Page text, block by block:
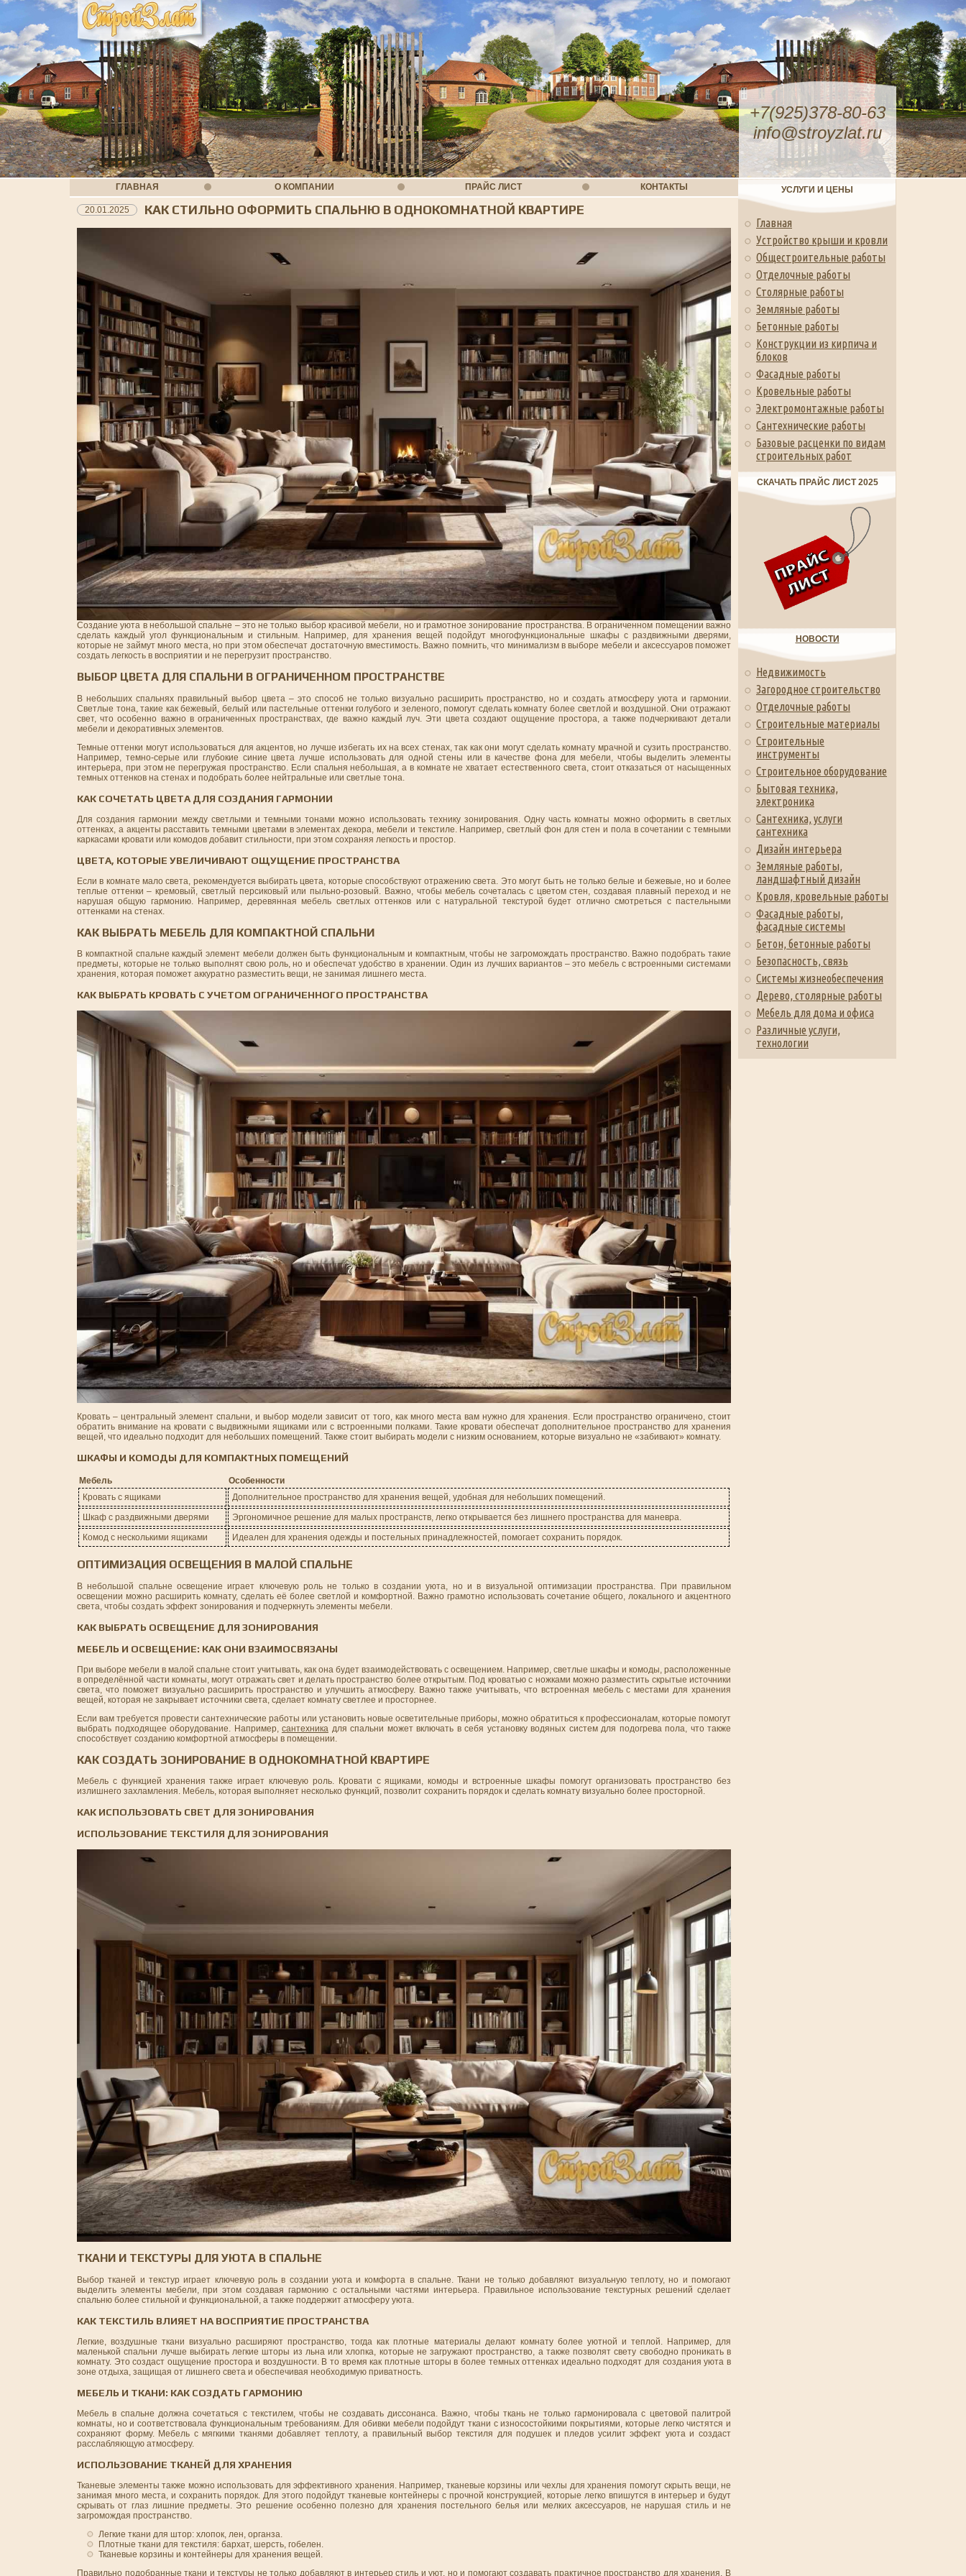
+7(925)378-80-63
info@stroyzlat.ru
ГЛАВНАЯ О КОМПАНИИ ПРАЙС ЛИСТ КОНТАКТЫ
20.01.2025 КАК СТИЛЬНО ОФОРМИТЬ СПАЛЬНЮ В ОДНОКОМНАТНОЙ КВАРТИРЕ
Создание уюта в небольшой спальне – это не только выбор красивой мебели, но и грамотное зонирование пространства. В ограниченном помещении важно
сделать каждый угол функциональным и стильным. Например, для хранения вещей подойдут многофункциональные шкафы с раздвижными дверями,
которые не займут много места, но при этом обеспечат достаточную вместимость. Важно помнить, что минимализм в выборе мебели и аксессуаров поможет
создать легкость в восприятии и не перегрузит пространство.
ВЫБОР ЦВЕТА ДЛЯ СПАЛЬНИ В ОГРАНИЧЕННОМ ПРОСТРАНСТВЕ
В небольших спальнях правильный выбор цвета – это способ не только визуально расширить пространство, но и создать атмосферу уюта и гармонии.
Светлые тона, такие как бежевый, белый или пастельные оттенки голубого и зеленого, помогут сделать комнату более светлой и воздушной. Они отражают
свет, что особенно важно в ограниченных пространствах, где важно каждый луч. Эти цвета создают ощущение простора, а также подчеркивают детали
мебели и декоративных элементов.
Темные оттенки могут использоваться для акцентов, но лучше избегать их на всех стенах, так как они могут сделать комнату мрачной и сузить пространство.
Например, темно-серые или глубокие синие цвета лучше использовать для одной стены или в качестве фона для мебели, чтобы выделить элементы
интерьера, при этом не перегружая пространство. Если спальня небольшая, а в комнате не хватает естественного света, стоит отказаться от насыщенных
темных оттенков на стенах и подобрать более нейтральные или светлые тона.
КАК СОЧЕТАТЬ ЦВЕТА ДЛЯ СОЗДАНИЯ ГАРМОНИИ
Для создания гармонии между светлыми и темными тонами можно использовать технику зонирования. Одну часть комнаты можно оформить в светлых
оттенках, а акценты расставить темными цветами в элементах декора, мебели и текстиле. Например, светлый фон для стен и пола в сочетании с темными
каркасами кровати или комодов добавит стильности, при этом сохраняя легкость и простор.
ЦВЕТА, КОТОРЫЕ УВЕЛИЧИВАЮТ ОЩУЩЕНИЕ ПРОСТРАНСТВА
Если в комнате мало света, рекомендуется выбирать цвета, которые способствуют отражению света. Это могут быть не только белые и бежевые, но и более
теплые оттенки – кремовый, светлый персиковый или пыльно-розовый. Важно, чтобы мебель сочеталась с цветом стен, создавая плавный переход и не
нарушая общую гармонию. Например, деревянная мебель светлых оттенков или с натуральной текстурой будет отлично смотреться с пастельными
оттенками на стенах.
КАК ВЫБРАТЬ МЕБЕЛЬ ДЛЯ КОМПАКТНОЙ СПАЛЬНИ
В компактной спальне каждый элемент мебели должен быть функциональным и компактным, чтобы не загромождать пространство. Важно подобрать такие
предметы, которые не только выполнят свою роль, но и обеспечат удобство в хранении. Один из лучших вариантов – это мебель с встроенными системами
хранения, которая поможет аккуратно разместить вещи, не занимая лишнего места.
КАК ВЫБРАТЬ КРОВАТЬ С УЧЕТОМ ОГРАНИЧЕННОГО ПРОСТРАНСТВА
Кровать – центральный элемент спальни, и выбор модели зависит от того, как много места вам нужно для хранения. Если пространство ограничено, стоит
обратить внимание на кровати с выдвижными ящиками или с встроенными полками. Такие кровати обеспечат дополнительное пространство для хранения
вещей, что идеально подходит для небольших помещений. Также стоит выбирать модели с низким основанием, которые визуально не «забивают» комнату.
ШКАФЫ И КОМОДЫ ДЛЯ КОМПАКТНЫХ ПОМЕЩЕНИЙ
Мебель
Особенности
Кровать с ящиками
Дополнительное пространство для хранения вещей, удобная для небольших помещений.
Шкаф с раздвижными дверями
Эргономичное решение для малых пространств, легко открывается без лишнего пространства для маневра.
Комод с несколькими ящиками
Идеален для хранения одежды и постельных принадлежностей, помогает сохранить порядок.
ОПТИМИЗАЦИЯ ОСВЕЩЕНИЯ В МАЛОЙ СПАЛЬНЕ
В небольшой спальне освещение играет ключевую роль не только в создании уюта, но и в визуальной оптимизации пространства. При правильном
освещении можно расширить комнату, сделать её более светлой и комфортной. Важно грамотно использовать сочетание общего, локального и акцентного
света, чтобы создать эффект зонирования и подчеркнуть элементы мебели.
КАК ВЫБРАТЬ ОСВЕЩЕНИЕ ДЛЯ ЗОНИРОВАНИЯ
МЕБЕЛЬ И ОСВЕЩЕНИЕ: КАК ОНИ ВЗАИМОСВЯЗАНЫ
При выборе мебели в малой спальне стоит учитывать, как она будет взаимодействовать с освещением. Например, светлые шкафы и комоды, расположенные
в определённой части комнаты, могут отражать свет и делать пространство более открытым. Под кроватью с ножками можно разместить скрытые источники
света, что поможет визуально расширить пространство и улучшить атмосферу. Важно также учитывать, что встроенная мебель с местами для хранения
вещей, которая не закрывает источники света, сделает комнату светлее и просторнее.
Если вам требуется провести сантехнические работы или установить новые осветительные приборы, можно обратиться к профессионалам, которые помогут
выбрать подходящее оборудование. Например, сантехника для спальни может включать в себя установку водяных систем для подогрева пола, что также
способствует созданию комфортной атмосферы в помещении.
КАК СОЗДАТЬ ЗОНИРОВАНИЕ В ОДНОКОМНАТНОЙ КВАРТИРЕ
Мебель с функцией хранения также играет ключевую роль. Кровати с ящиками, комоды и встроенные шкафы помогут организовать пространство без
излишнего захламления. Мебель, которая выполняет несколько функций, позволит сохранить порядок и сделать комнату визуально более просторной.
КАК ИСПОЛЬЗОВАТЬ СВЕТ ДЛЯ ЗОНИРОВАНИЯ
ИСПОЛЬЗОВАНИЕ ТЕКСТИЛЯ ДЛЯ ЗОНИРОВАНИЯ
ТКАНИ И ТЕКСТУРЫ ДЛЯ УЮТА В СПАЛЬНЕ
Выбор тканей и текстур играет ключевую роль в создании уюта и комфорта в спальне. Ткани не только добавляют визуальную теплоту, но и помогают
выделить элементы мебели, при этом создавая гармонию с остальными частями интерьера. Правильное использование текстурных решений сделает
спальню более стильной и функциональной, а также поддержит атмосферу уюта.
КАК ТЕКСТИЛЬ ВЛИЯЕТ НА ВОСПРИЯТИЕ ПРОСТРАНСТВА
Легкие, воздушные ткани визуально расширяют пространство, тогда как плотные материалы делают комнату более уютной и теплой. Например, для
маленькой спальни лучше выбирать легкие шторы из льна или хлопка, которые не загружают пространство, а также позволят свету свободно проникать в
комнату. Это создаст ощущение простора и воздушности. В то время как плотные шторы в более темных оттенках идеально подходят для создания уюта в
зоне отдыха, защищая от лишнего света и обеспечивая необходимую приватность.
МЕБЕЛЬ И ТКАНИ: КАК СОЗДАТЬ ГАРМОНИЮ
Мебель в спальне должна сочетаться с текстилем, чтобы не создавать диссонанса. Важно, чтобы ткань не только гармонировала с цветовой палитрой
комнаты, но и соответствовала функциональным требованиям. Для обивки мебели подойдут ткани с износостойкими покрытиями, которые легко чистятся и
сохраняют форму. Мебель с мягкими тканями добавляет теплоту, а правильный выбор текстиля для подушек и пледов усилит эффект уюта и создаст
расслабляющую атмосферу.
ИСПОЛЬЗОВАНИЕ ТКАНЕЙ ДЛЯ ХРАНЕНИЯ
Тканевые элементы также можно использовать для эффективного хранения. Например, тканевые корзины или чехлы для хранения помогут скрыть вещи, не
занимая много места, и сохранить порядок. Для этого подойдут тканевые контейнеры с прочной конструкцией, которые легко впишутся в интерьер и будут
скрывать от глаз лишние предметы. Это решение особенно полезно для хранения постельного белья или мелких аксессуаров, не нарушая стиль и не
загромождая пространство.
Легкие ткани для штор: хлопок, лен, органза.
Плотные ткани для текстиля: бархат, шерсть, гобелен.
Тканевые корзины и контейнеры для хранения вещей.
Правильно подобранные ткани и текстуры не только добавляют в интерьер стиль и уют, но и помогают создавать практичное пространство для хранения. В
УСЛУГИ И ЦЕНЫ
Главная
Устройство крыши и кровли
Общестроительные работы
Отделочные работы
Столярные работы
Земляные работы
Бетонные работы
Конструкции из кирпича и
блоков
Фасадные работы
Кровельные работы
Электромонтажные работы
Сантехнические работы
Базовые расценки по видам
строительных работ
СКАЧАТЬ ПРАЙС ЛИСТ 2025
НОВОСТИ
Недвижимость
Загородное строительство
Отделочные работы
Строительные материалы
Строительные
инструменты
Строительное оборудование
Бытовая техника,
электроника
Сантехника, услуги
сантехника
Дизайн интерьера
Земляные работы,
ландшафтный дизайн
Кровля, кровельные работы
Фасадные работы,
фасадные системы
Бетон, бетонные работы
Безопасность, связь
Системы жизнеобеспечения
Дерево, столярные работы
Мебель для дома и офиса
Различные услуги,
технологии